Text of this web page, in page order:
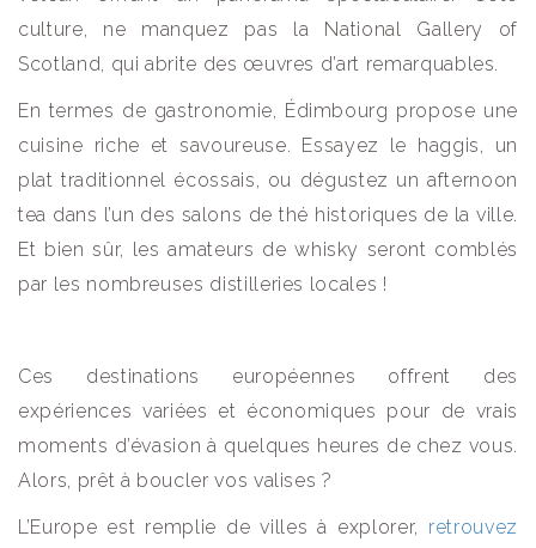
culture, ne manquez pas la National Gallery of
Scotland, qui abrite des œuvres d’art remarquables.
En termes de gastronomie, Édimbourg propose une
cuisine riche et savoureuse. Essayez le haggis, un
plat traditionnel écossais, ou dégustez un afternoon
tea dans l’un des salons de thé historiques de la ville.
Et bien sûr, les amateurs de whisky seront comblés
par les nombreuses distilleries locales !
Ces destinations européennes offrent des
expériences variées et économiques pour de vrais
moments d’évasion à quelques heures de chez vous.
Alors, prêt à boucler vos valises ?
L’Europe est remplie de villes à explorer, retrouvez